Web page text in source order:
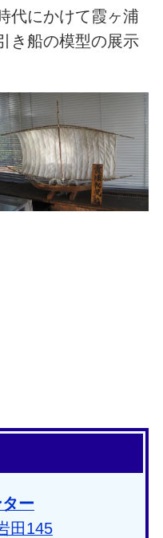
代にかけて霞ヶ浦
き船の模型の展示
ー
田145